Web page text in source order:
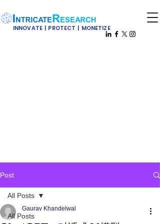
INNOVATE | PROTECT | MONETIZE
Post
All Posts
All Posts
Gaurav Khandelwal